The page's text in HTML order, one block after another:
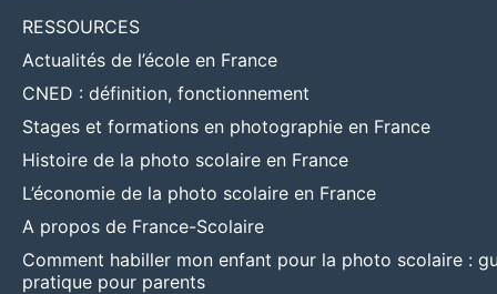
RESSOURCES
Actualités de l’école en France
CNED : définition, fonctionnement
Stages et formations en photographie en France
Histoire de la photo scolaire en France
L’économie de la photo scolaire en France
A propos de France-Scolaire
Comment habiller mon enfant pour la photo scolaire :
pratique pour parents